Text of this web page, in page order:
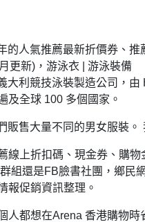
的人氣推薦最新折價券、
更新)，游泳衣 | 游泳裝備
大利競技泳裝製造公司，
及全球 100 多個國家。
販售大量不同的男女服裝
線上折扣碼、現金券、購
組還是FB臉書社團，鄉民
報促銷資訊整理。
人都想在Arena 香港購物